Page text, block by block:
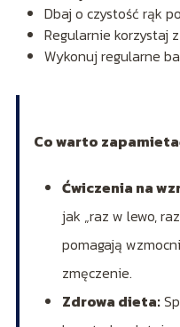
Dbaj o czystość rąk
Regularnie korzystaj
Wykonuj regularne
Co warto
Ćwiczenia na
jak „raz w lewo,
pomagają
zmęczenie.
Zdrowa dieta: